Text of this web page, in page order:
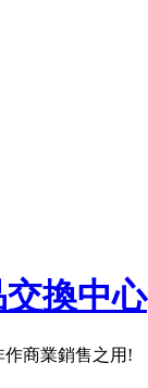
交換中心
商業銷售之用!